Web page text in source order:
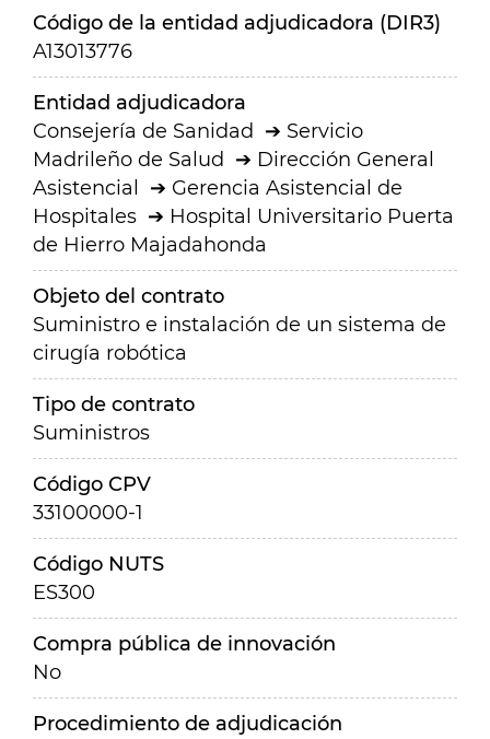
Código de la entidad adjudicadora (DIR3)
A13013776
Entidad adjudicadora
Consejería de Sanidad
Servicio
Madrileño de Salud
Dirección General
Asistencial
Gerencia Asistencial de
Hospitales
Hospital Universitario Puerta
de Hierro Majadahonda
Objeto del contrato
Suministro e instalación de un sistema de
cirugía robótica
Tipo de contrato
Suministros
Código CPV
33100000-1
Código NUTS
ES300
Compra pública de innovación
No
Procedimiento de adjudicación